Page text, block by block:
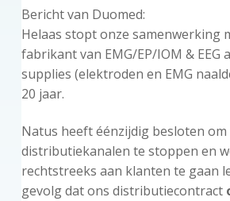
Bericht van Duomed:
Helaas stopt onze samenwerking
fabrikant van EMG/EP/IOM & EEG
supplies (elektroden en EMG
20 jaar.
Natus heeft éénzijdig besloten om
distributiekanalen te stoppen en
rechtstreeks aan klanten te gaan
gevolg dat ons distributiecontract